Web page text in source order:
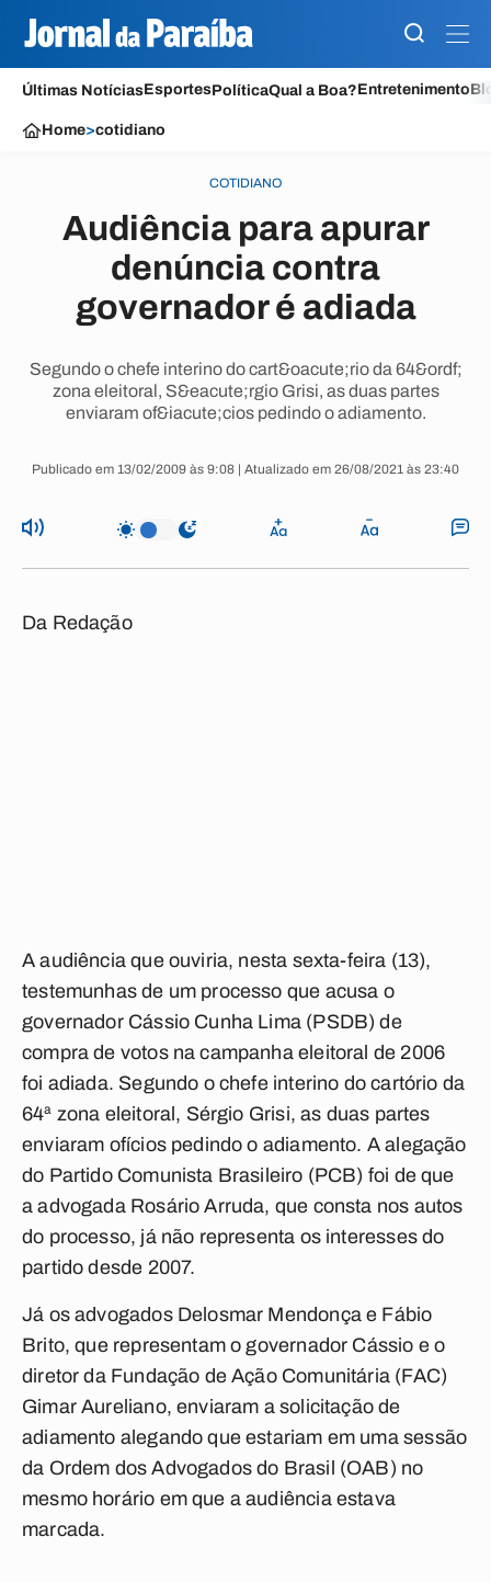
Últimas NotíciasEsportesPolíticaQual a Boa?Entretenimento
Home>cotidiano
COTIDIANO
Audiência para apurar
denúncia contra
governador é adiada
Segundo o chefe interino do cart&oacute;rio da 64&ordf;
zona eleitoral, S&eacute;rgio Grisi, as duas partes
enviaram of&iacute;cios pedindo o adiamento.
Publicado em 13/02/2009 às 9:08 | Atualizado em 26/08/2021 às 23:40
Da Redação
A audiência que ouviria, nesta sexta-feira (13),
testemunhas de um processo que acusa o
governador Cássio Cunha Lima (PSDB) de
compra de votos na campanha eleitoral de 2006
foi adiada. Segundo o chefe interino do cartório da
64ª zona eleitoral, Sérgio Grisi, as duas partes
enviaram ofícios pedindo o adiamento. A alegação
do Partido Comunista Brasileiro (PCB) foi de que
a advogada Rosário Arruda, que consta nos autos
do processo, já não representa os interesses do
partido desde 2007.
Já os advogados Delosmar Mendonça e Fábio
Brito, que representam o governador Cássio e o
diretor da Fundação de Ação Comunitária (FAC)
Gimar Aureliano, enviaram a solicitação de
adiamento alegando que estariam em uma sessão
da Ordem dos Advogados do Brasil (OAB) no
mesmo horário em que a audiência estava
marcada.